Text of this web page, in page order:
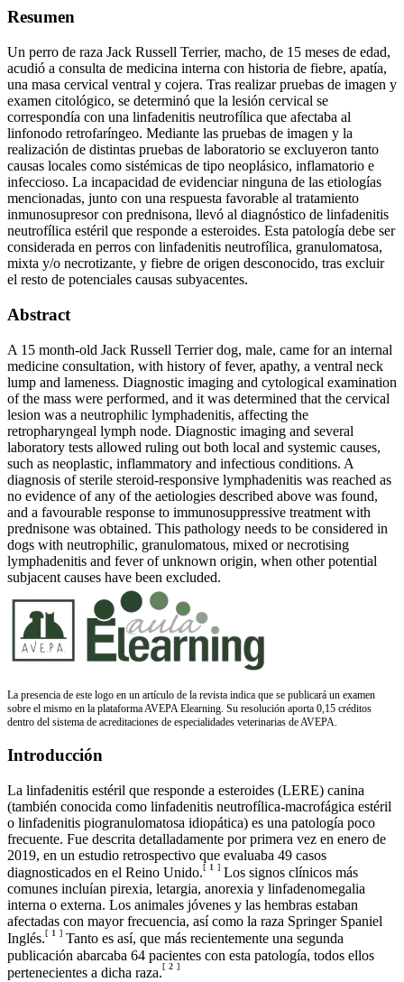
Resumen
Un perro de raza Jack Russell Terrier, macho, de 15 meses de edad,
acudió a consulta de medicina interna con historia de fiebre, apatía,
una masa cervical ventral y cojera. Tras realizar pruebas de imagen y
examen citológico, se determinó que la lesión cervical se
correspondía con una linfadenitis neutrofílica que afectaba al
linfonodo retrofaríngeo. Mediante las pruebas de imagen y la
realización de distintas pruebas de laboratorio se excluyeron tanto
causas locales como sistémicas de tipo neoplásico, inflamatorio e
infeccioso. La incapacidad de evidenciar ninguna de las etiologías
mencionadas, junto con una respuesta favorable al tratamiento
inmunosupresor con prednisona, llevó al diagnóstico de linfadenitis
neutrofílica estéril que responde a esteroides. Esta patología debe ser
considerada en perros con linfadenitis neutrofílica, granulomatosa,
mixta y/o necrotizante, y fiebre de origen desconocido, tras excluir
el resto de potenciales causas subyacentes.
Abstract
A 15 month-old Jack Russell Terrier dog, male, came for an internal
medicine consultation, with history of fever, apathy, a ventral neck
lump and lameness. Diagnostic imaging and cytological examination
of the mass were performed, and it was determined that the cervical
lesion was a neutrophilic lymphadenitis, affecting the
retropharyngeal lymph node. Diagnostic imaging and several
laboratory tests allowed ruling out both local and systemic causes,
such as neoplastic, inflammatory and infectious conditions. A
diagnosis of sterile steroid-responsive lymphadenitis was reached as
no evidence of any of the aetiologies described above was found,
and a favourable response to immunosuppressive treatment with
prednisone was obtained. This pathology needs to be considered in
dogs with neutrophilic, granulomatous, mixed or necrotising
lymphadenitis and fever of unknown origin, when other potential
subjacent causes have been excluded.
La presencia de este logo en un artículo de la revista indica que se publicará un examen
sobre el mismo en la plataforma AVEPA Elearning. Su resolución aporta 0,15 créditos
dentro del sistema de acreditaciones de especialidades veterinarias de AVEPA.
Introducción
La linfadenitis estéril que responde a esteroides (LERE) canina
(también conocida como linfadenitis neutrofílica-macrofágica estéril
o linfadenitis piogranulomatosa idiopática) es una patología poco
frecuente. Fue descrita detalladamente por primera vez en enero de
2019, en un estudio retrospectivo que evaluaba 49 casos
diagnosticados en el Reino Unido.[ 1 ] Los signos clínicos más
comunes incluían pirexia, letargia, anorexia y linfadenomegalia
interna o externa. Los animales jóvenes y las hembras estaban
afectadas con mayor frecuencia, así como la raza Springer Spaniel
Inglés.[ 1 ] Tanto es así, que más recientemente una segunda
publicación abarcaba 64 pacientes con esta patología, todos ellos
pertenecientes a dicha raza.[ 2 ]